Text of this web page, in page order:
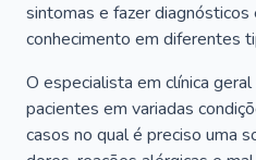
sintomas e fazer
conhecimento em diferentes
O especialista em clínica
pacientes em variadas
casos no qual é preciso uma